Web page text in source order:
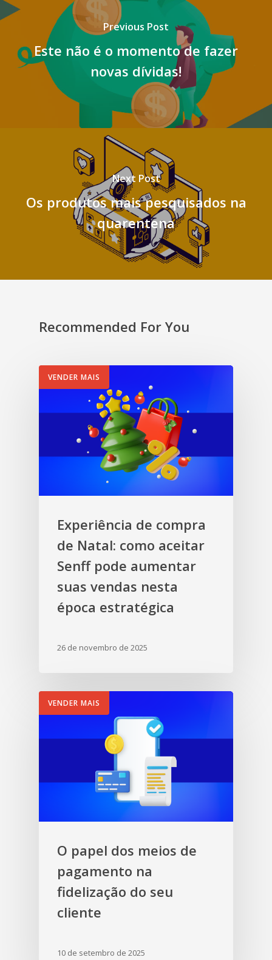
Previous Post
Este não é o momento de fazer
novas dívidas!
Next Post
Os produtos mais pesquisados na
quarentena
Recommended For You
VENDER MAIS
Experiência de compra
de Natal: como aceitar
Senff pode aumentar
suas vendas nesta
época estratégica
26 de novembro de 2025
VENDER MAIS
O papel dos meios de
pagamento na
fidelização do seu
cliente
10 de setembro de 2025